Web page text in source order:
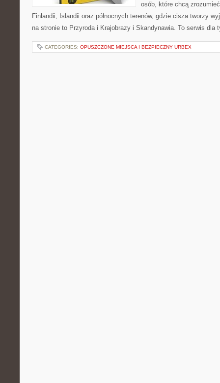
osób, które chcą
Finlandii, Islandii oraz północnych terenów, gdzie cisza tworzy
na stronie to Przyroda i Krajobrazy i Skandynawia. To serwis
CATEGORIES: OPUSZCZONE MIEJSCA I BEZPIECZNY URBEX